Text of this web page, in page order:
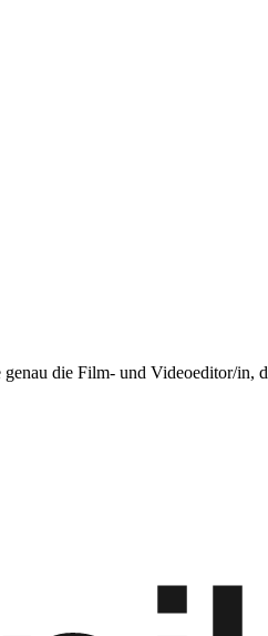
die Film- und Videoeditor/in,